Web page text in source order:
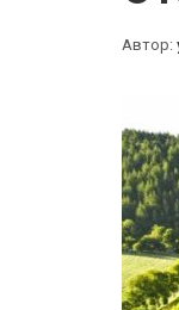
Автор: